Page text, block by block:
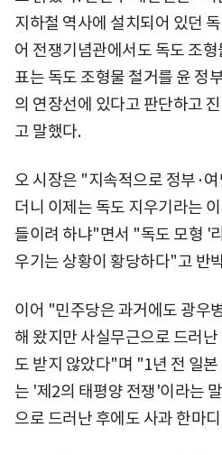
지하철 역사에 설치되어 있던
어 전쟁기념관에서도 독도 조
표는 독도 조형물 철거를 윤 정
의 연장선에 있다고 판단하고
고 말했다.
오 시장은 "지속적으로 정부·
더니 이제는 독도 지우기라는
들이려 하냐"면서 "독도 모형 '
우기는 상황이 황당하다"고 반
이어 "민주당은 과거에도 광우
해 왔지만 사실무근으로 드러
도 받지 않았다"며 "1년 전 일
는 '제2의 태평양 전쟁'이라는
으로 드러난 후에도 사과 한마